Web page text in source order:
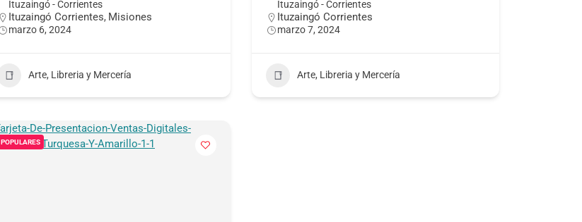
Ituzaingó - Corrientes
Ituzaingó Corrientes, Misiones
marzo 6, 2024
Arte, Libreria y Mercería
Ituzaingó - Corrientes
Ituzaingó Corrientes
marzo 7, 2024
Arte, Libreria y Mercería
POPULARES